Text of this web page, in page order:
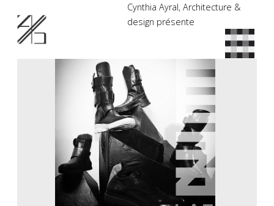
Cynthia Ayral, Architecture &
design présente